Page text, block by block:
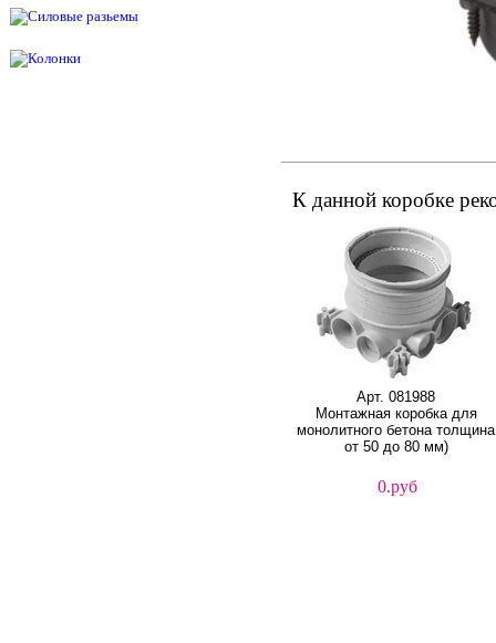
К данной коробке
0.руб
Арт. 081988
Монтажная коробка для
монолитного бетона толщина
от 50 до 80 мм)